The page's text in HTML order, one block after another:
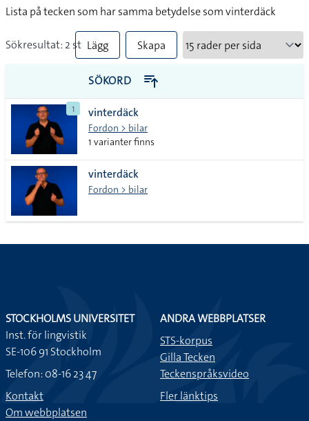
Lista på tecken som har samma betydelse som vinterdäck
Sökresultat: 2 st Lägg
till
alla i
lista
Skapa
PDF
SÖKORD
1 vinterdäck
Fordon > bilar
1 varianter finns
vinterdäck
Fordon > bilar
STOCKHOLMS UNIVERSITET
Inst. för lingvistik
SE-106 91 Stockholm
Telefon: 08-16 23 47
Kontakt
Om webbplatsen
ANDRA WEBBPLATSER
STS-korpus
Gilla Tecken
Teckenspråksvideo
Fler länktips